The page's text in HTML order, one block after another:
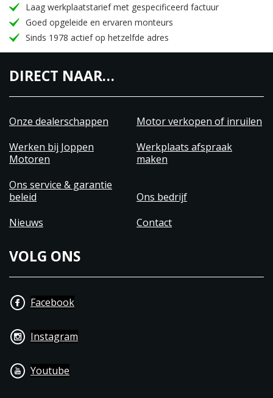
Laag werkplaatstarief met gespecificeerd factuur
Goed opgeleide en ervaren monteurs
Sinds 1978 actief op hetzelfde adres
DIRECT NAAR…
Onze dealerschappen
Motor verkopen of inruilen
Werken bij Joppen
Motoren
Werkplaats afspraak
maken
Ons service & garantie
beleid
Ons bedrijf
Nieuws
Contact
VOLG ONS
Facebook
Instagram
Youtube